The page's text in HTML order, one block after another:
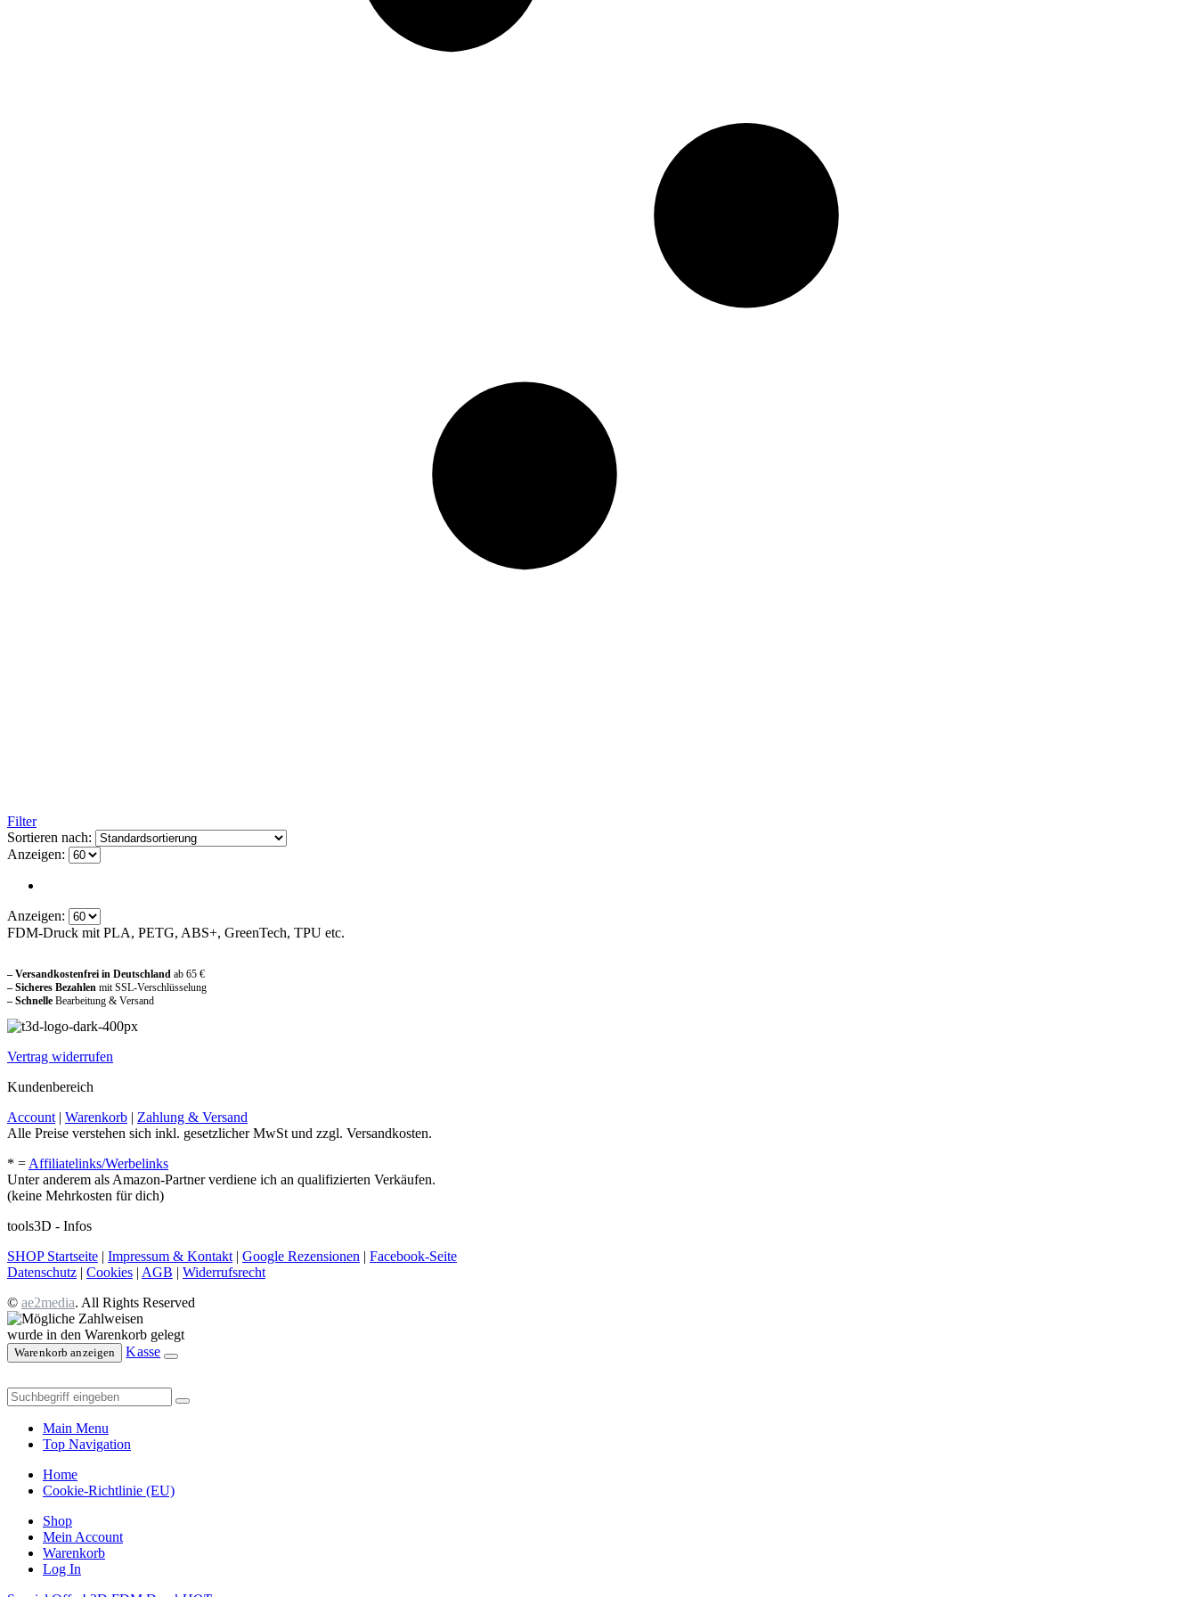
Filter
Sortieren nach:
Anzeigen:
Anzeigen:
FDM-Druck mit PLA, PETG, ABS+, GreenTech, TPU etc.
– Versandkostenfrei in Deutschland ab 65 €
– Sicheres Bezahlen mit SSL-Verschlüsselung
– Schnelle Bearbeitung & Versand
Vertrag widerrufen
Kundenbereich
Account | Warenkorb | Zahlung & Versand
Alle Preise verstehen sich inkl. gesetzlicher MwSt und zzgl. Versandkosten.
* = Affiliatelinks/Werbelinks
Unter anderem als Amazon-Partner verdiene ich an qualifizierten Verkäufen.
(keine Mehrkosten für dich)
tools3D - Infos
SHOP Startseite | Impressum & Kontakt | Google Rezensionen | Facebook-Seite
Datenschutz | Cookies | AGB | Widerrufsrecht
© ae2media. All Rights Reserved
wurde in den Warenkorb gelegt
Warenkorb anzeigen Kasse
Main Menu
Top Navigation
Home
Cookie-Richtlinie (EU)
Shop
Mein Account
Warenkorb
Log In